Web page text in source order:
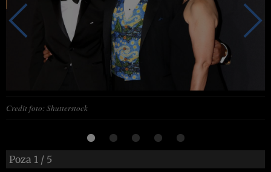
Credit foto: Shutterstock
Poza 1 / 5